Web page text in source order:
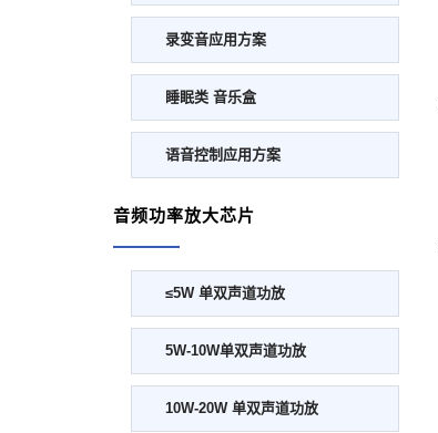
录变音应用方案
睡眠类 音乐盒
语音控制应用方案
音频功率放大芯片
≤5W 单双声道功放
5W-10W单双声道功放
10W-20W 单双声道功放